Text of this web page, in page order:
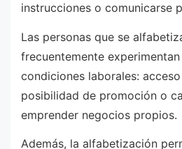
instrucciones o comunicarse
Las personas que se
frecuentemente
condiciones laborales:
posibilidad de promoción o
emprender negocios propios.
Además, la alfabetización